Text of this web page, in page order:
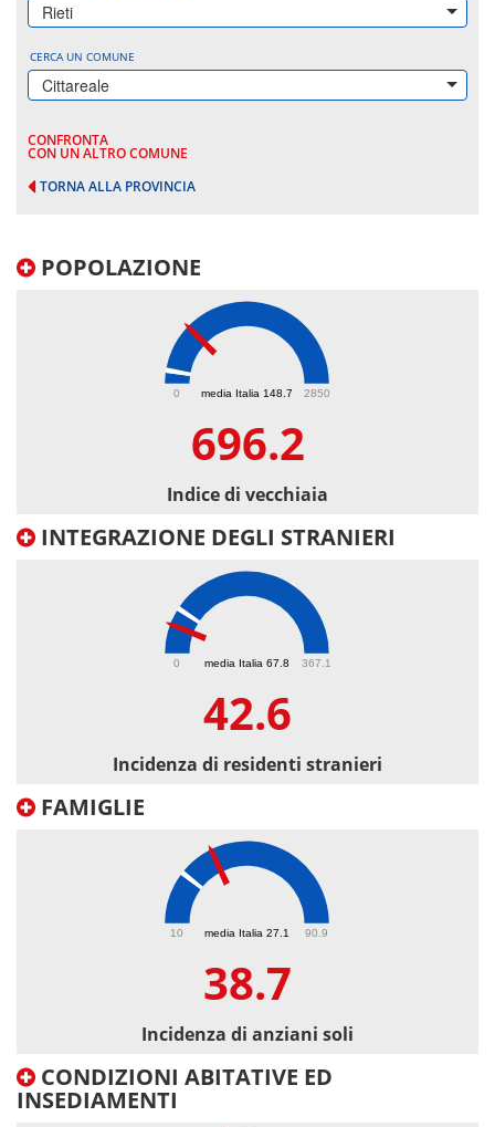
Rieti
CERCA UN COMUNE
Cittareale
CONFRONTA
CON UN ALTRO COMUNE
TORNA ALLA PROVINCIA
POPOLAZIONE
media Italia 148.7
0 2850
696.2
Indice di vecchiaia
INTEGRAZIONE DEGLI STRANIERI
media Italia 67.8
0 367.1
42.6
Incidenza di residenti stranieri
FAMIGLIE
media Italia 27.1
10 90.9
38.7
Incidenza di anziani soli
CONDIZIONI ABITATIVE ED
INSEDIAMENTI